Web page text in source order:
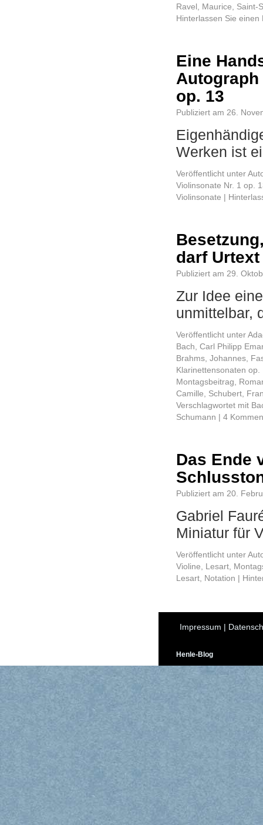
Ravel, Maurice
Saint-
Hinterlassen Sie einen
Eine
op. 13
Publiziert am 26.
Werken ist
Veröffentlicht unter
Violinsonate Nr. 1 op.
Violinsonate |
darf
Publiziert am 29.
Zur Idee
unmittelbar,
Veröffentlicht unter
Bach, Carl Philipp
Brahms, Johannes
Klarinettensonaten
Montagsbeitrag
Camille
Schubert,
Verschlagwortet mit
Schumann | 4
Das Ende
Publiziert am 20.
Gabriel
Miniatur für
Veröffentlicht unter
Violine
Lesart
Lesart Notation |
Impressum |
Henle-Blog